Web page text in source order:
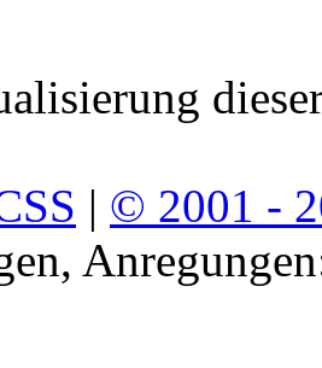
| © 2001 -